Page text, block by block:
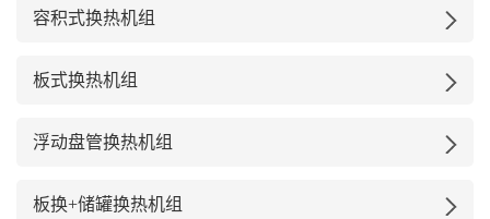
容积式换热机组
板式换热机组
浮动盘管换热机组
板换+储罐换热机组